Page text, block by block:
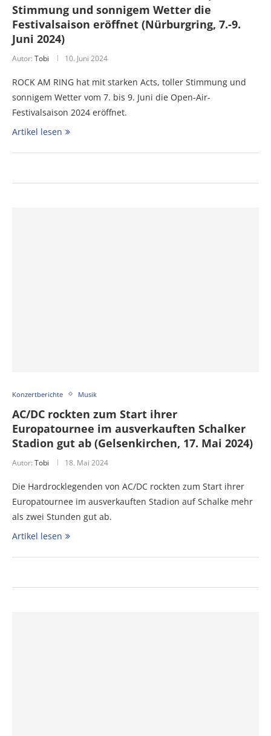
Stimmung und sonnigem Wetter die
Festivalsaison eröffnet (Nürburgring, 7.-9.
Juni 2024)
Autor: Tobi 10. Juni 2024
ROCK AM RING hat mit starken Acts, toller Stimmung und
sonnigem Wetter vom 7. bis 9. Juni die Open-Air-
Festivalsaison 2024 eröffnet.
Artikel lesen
Konzertberichte Musik
AC/DC rockten zum Start ihrer
Europatournee im ausverkauften Schalker
Stadion gut ab (Gelsenkirchen, 17. Mai 2024)
Autor: Tobi 18. Mai 2024
Die Hardrocklegenden von AC/DC rockten zum Start ihrer
Europatournee im ausverkauften Stadion auf Schalke mehr
als zwei Stunden gut ab.
Artikel lesen